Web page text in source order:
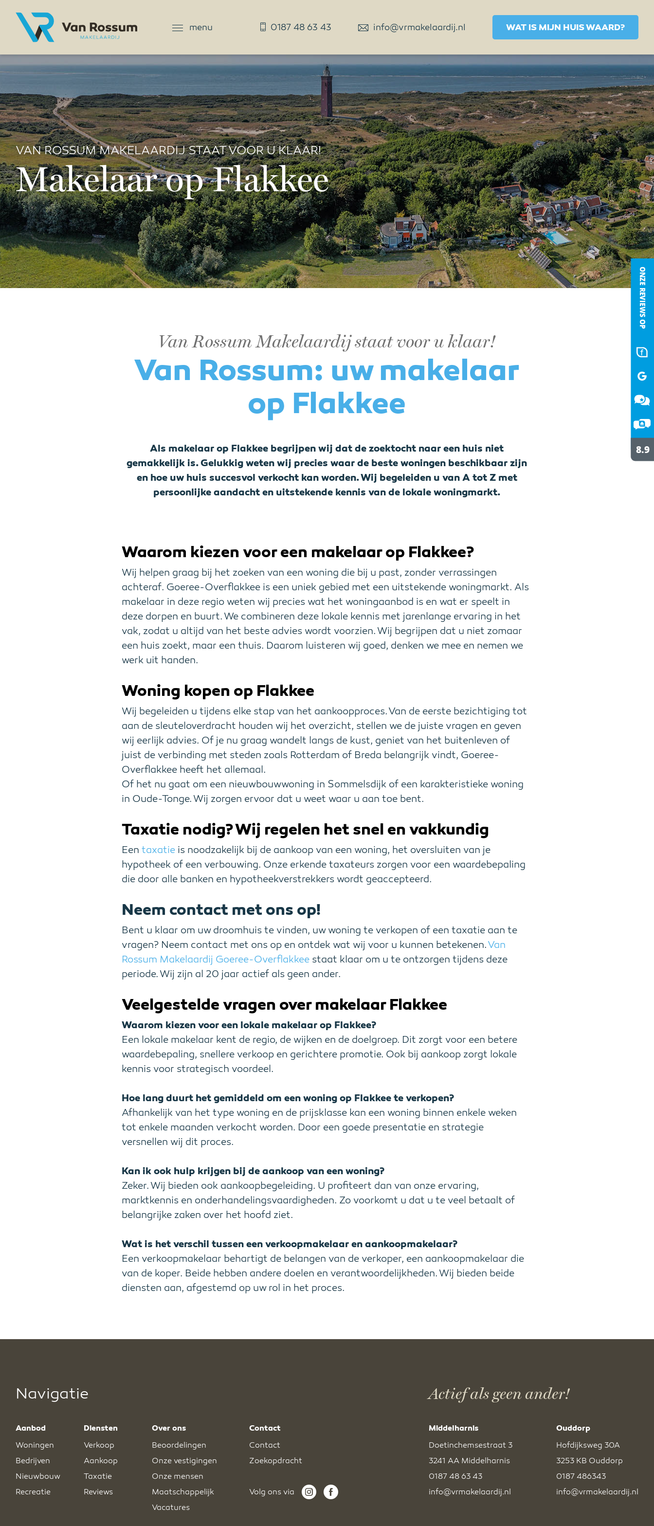
menu 0187 48 63 43 info@vrmakelaardij.nl WAT IS MIJN HUIS WAARD?
VAN ROSSUM MAKELAARDIJ STAAT VOOR U KLAAR!
Makelaar op Flakkee
Van Rossum Makelaardij staat voor u klaar!
Van Rossum: uw makelaar
op Flakkee
Als makelaar op Flakkee begrijpen wij dat de zoektocht naar een huis niet
gemakkelijk is. Gelukkig weten wij precies waar de beste woningen beschikbaar zijn
en hoe uw huis succesvol verkocht kan worden. Wij begeleiden u van A tot Z met
persoonlijke aandacht en uitstekende kennis van de lokale woningmarkt.
Waarom kiezen voor een makelaar op Flakkee?
Wij helpen graag bij het zoeken van een woning die bij u past, zonder verrassingen
achteraf. Goeree-Overflakkee is een uniek gebied met een uitstekende woningmarkt. Als
makelaar in deze regio weten wij precies wat het woningaanbod is en wat er speelt in
deze dorpen en buurt. We combineren deze lokale kennis met jarenlange ervaring in het
vak, zodat u altijd van het beste advies wordt voorzien. Wij begrijpen dat u niet zomaar
een huis zoekt, maar een thuis. Daarom luisteren wij goed, denken we mee en nemen we
werk uit handen.
Woning kopen op Flakkee
Wij begeleiden u tijdens elke stap van het aankoopproces. Van de eerste bezichtiging tot
aan de sleuteloverdracht houden wij het overzicht, stellen we de juiste vragen en geven
wij eerlijk advies. Of je nu graag wandelt langs de kust, geniet van het buitenleven of
juist de verbinding met steden zoals Rotterdam of Breda belangrijk vindt, Goeree-
Overflakkee heeft het allemaal.
Of het nu gaat om een nieuwbouwwoning in Sommelsdijk of een karakteristieke woning
in Oude-Tonge. Wij zorgen ervoor dat u weet waar u aan toe bent.
Taxatie nodig? Wij regelen het snel en vakkundig
Eentaxatie is noodzakelijk bij de aankoop van een woning, het oversluiten van je
hypotheek of een verbouwing. Onze erkende taxateurs zorgen voor een waardebepaling
die door alle banken en hypotheekverstrekkers wordt geaccepteerd.
Neem contact met ons op!
Bent u klaar om uw droomhuis te vinden, uw woning te verkopen of een taxatie aan te
vragen? Neem contact met ons op en ontdek wat wij voor u kunnen betekenen.Van
Rossum Makelaardij Goeree-Overflakkee staat klaar om u te ontzorgen tijdens deze
periode. Wij zijn al 20 jaar actief als geen ander.
Veelgestelde vragen over makelaar Flakkee
Waarom kiezen voor een lokale makelaar op Flakkee?
Een lokale makelaar kent de regio, de wijken en de doelgroep. Dit zorgt voor een betere
waardebepaling, snellere verkoop en gerichtere promotie. Ook bij aankoop zorgt lokale
kennis voor strategisch voordeel.
Hoe lang duurt het gemiddeld om een woning op Flakkee te verkopen?
Afhankelijk van het type woning en de prijsklasse kan een woning binnen enkele weken
tot enkele maanden verkocht worden. Door een goede presentatie en strategie
versnellen wij dit proces.
Kan ik ook hulp krijgen bij de aankoop van een woning?
Zeker. Wij bieden ook aankoopbegeleiding. U profiteert dan van onze ervaring,
marktkennis en onderhandelingsvaardigheden. Zo voorkomt u dat u te veel betaalt of
belangrijke zaken over het hoofd ziet.
Wat is het verschil tussen een verkoopmakelaar en aankoopmakelaar?
Een verkoopmakelaar behartigt de belangen van de verkoper, een aankoopmakelaar die
van de koper. Beide hebben andere doelen en verantwoordelijkheden. Wij bieden beide
diensten aan, afgestemd op uw rol in het proces.
Navigatie
Aanbod
Woningen
Bedrijven
Nieuwbouw
Recreatie
Diensten
Verkoop
Aankoop
Taxatie
Reviews
Over ons
Beoordelingen
Onze vestigingen
Onze mensen
Maatschappelijk
Vacatures
Contact
Contact
Zoekopdracht
Volg ons via
Actief als geen ander!
Middelharnis
Doetinchemsestraat 3
3241 AA Middelharnis
0187 48 63 43
info@vrmakelaardij.nl
Ouddorp
Hofdijksweg 30A
3253 KB Ouddorp
0187 486343
info@vrmakelaardij.nl